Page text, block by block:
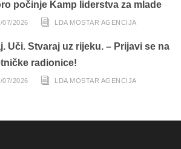
počinje Kamp liderstva za mlade
07/2026 LDA MOSTAR AGENCIJA
Uči. Stvaraj uz rijeku. – Prijavi se na
radionice!
07/2026 LDA MOSTAR AGENCIJA